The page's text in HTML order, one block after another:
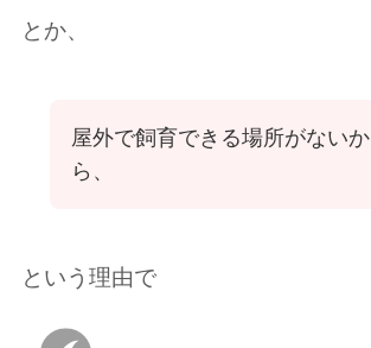
とか、
屋外で飼育できる場所がないか
ら、
という理由で